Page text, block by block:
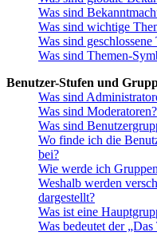
Was sind
Was sind wichtige
Was sind geschlossene
Was sind Themen-
Benutzer-Stufen und
Was sind
Was sind Moderatoren?
Was sind
Wo finde ich die
bei?
Wie werde ich
Weshalb werden
dargestellt?
Was ist eine
Was bedeutet der